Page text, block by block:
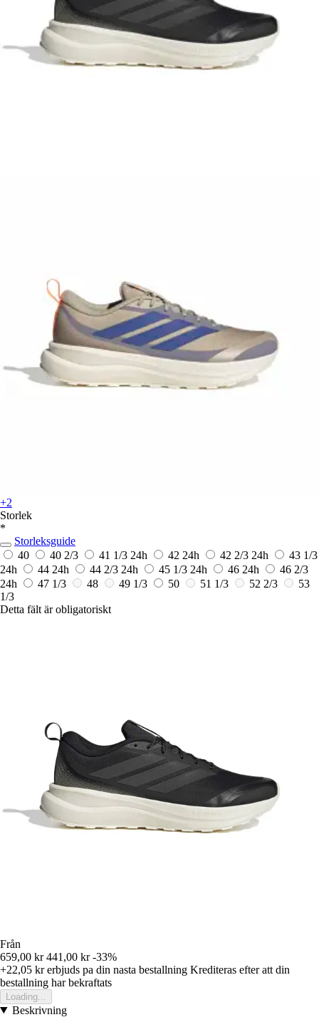
+2
Storlek
*
Storleksguide
40
40 2/3 41 1/3 24h 42 24h 42 2/3 24h
43 1/3
24h
44 24h 44 2/3 24h 45 1/3 24h 46 24h
46 2/3
24h
47 1/3 48 49 1/3 50 51 1/3 52 2/3
53
1/3
Detta fält är obligatoriskt
Från
659,00 kr 441,00 kr -33%
+22,05 krerbjuds pa din nasta bestallning Krediteras efter att din
bestallning har bekraftats
Loading...
Beskrivning